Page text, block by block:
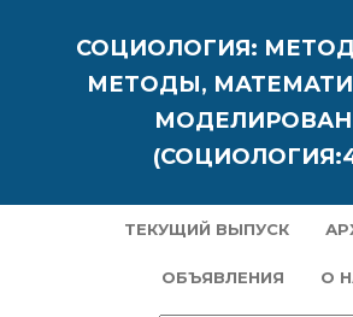
СОЦИОЛОГИЯ:
МЕТОДЫ,
ТЕКУЩИЙ ВЫПУСК
ОБЪЯВЛЕНИЯ О